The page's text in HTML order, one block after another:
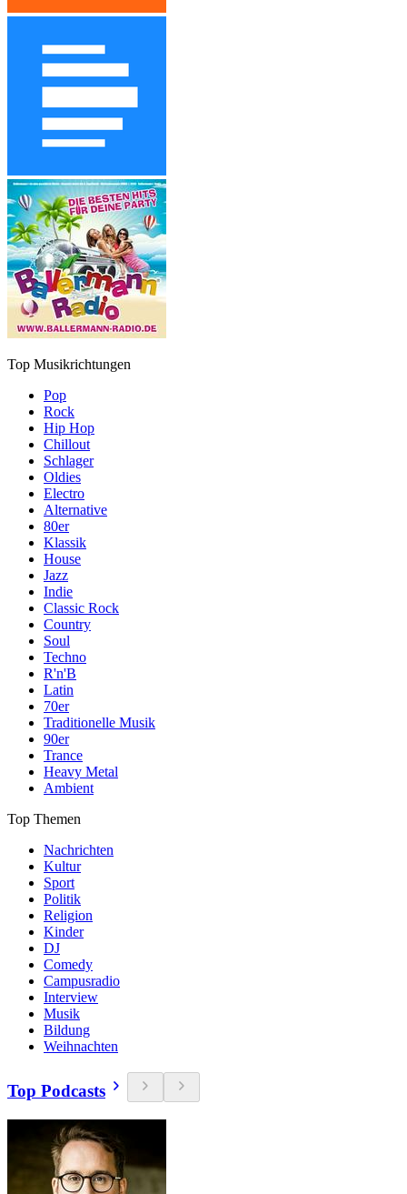
Top Musikrichtungen
Pop
Rock
Hip Hop
Chillout
Schlager
Oldies
Electro
Alternative
80er
Klassik
House
Jazz
Indie
Classic Rock
Country
Soul
Techno
R'n'B
Latin
70er
Traditionelle Musik
90er
Trance
Heavy Metal
Ambient
Top Themen
Nachrichten
Kultur
Sport
Politik
Religion
Kinder
DJ
Comedy
Campusradio
Interview
Musik
Bildung
Weihnachten
Top Podcasts